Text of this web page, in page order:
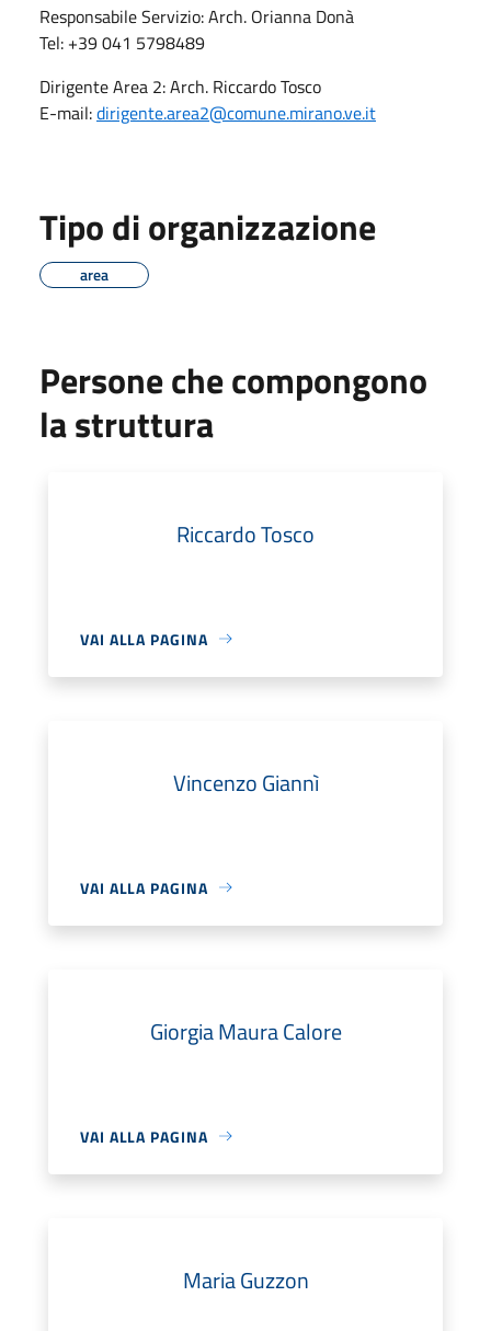
Responsabile Servizio: Arch. Orianna Donà
Tel: +39 041 5798489
Dirigente Area 2: Arch. Riccardo Tosco
E-mail:dirigente.area2@comune.mirano.ve.it
Tipo di organizzazione
area
Persone che compongono
la struttura
Riccardo Tosco
VAI ALLA PAGINA
Vincenzo Giannì
VAI ALLA PAGINA
Giorgia Maura Calore
VAI ALLA PAGINA
Maria Guzzon